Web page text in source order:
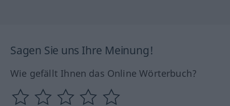
Sagen Sie uns Ihre Meinung!
Wie gefällt Ihnen das Online Wörterbuch?